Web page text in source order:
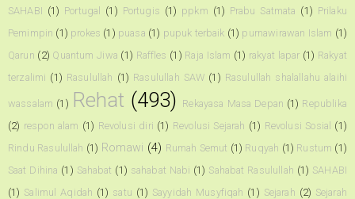
SAHABI (1) Portugal (1) Portugis (1) ppkm (1) Prabu Satmata (1) Prilaku
Pemimpin (1) prokes (1) puasa (1) pupuk terbaik (1) purnawirawan Islam (1)
Qarun (2) Quantum Jiwa (1) Raffles (1) Raja Islam (1) rakyat lapar (1) Rakyat
terzalimi (1) Rasulullah (1) Rasulullah SAW (1) Rasulullah shalallahu alaihi
wassalam (1) Rehat (493) Rekayasa Masa Depan (1) Republika
(2) respon alam (1) Revolusi diri (1) Revolusi Sejarah (1) Revolusi Sosial (1)
Rindu Rasulullah (1) Romawi (4) Rumah Semut (1) Ruqyah (1) Rustum (1)
Saat Dihina (1) Sahabat (1) sahabat Nabi (1) Sahabat Rasulullah (1) SAHABI
(1) Salimul Aqidah (1) satu (1) Sayyidah Musyfiqah (1) Sejarah (2) Sejarah